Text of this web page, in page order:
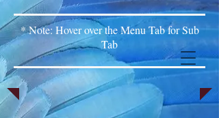
* Note: Hover over the Menu Tab for Sub
Tab